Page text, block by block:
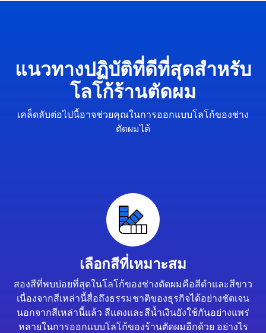
แนวทางปฏิบัติที่ดีที่สุดสำหรับ
โลโก้ร้านตัดผม
เคล็ดลับต่อไปนี้อาจช่วยคุณในการออกแบบโลโก้ของช่าง
ตัดผมได้
เลือกสีที่เหมาะสม
สองสีที่พบบ่อยที่สุดในโลโก้ของช่างตัดผมคือสีดำและสีขาว
เนื่องจากสีเหล่านี้สื่อถึงธรรมชาติของธุรกิจได้อย่างชัดเจน
นอกจากสีเหล่านี้แล้ว สีแดงและสีน้ำเงินยังใช้กันอย่างแพร่
หลายในการออกแบบโลโก้ของร้านตัดผมอีกด้วย อย่างไร